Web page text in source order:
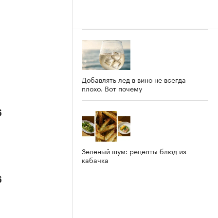
Добавлять лед в вино не всегда
плохо. Вот почему
Зеленый шум: рецепты блюд из
кабачка